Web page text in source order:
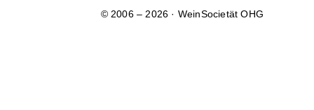
© 2006 – 2026 · WeinSocietät OHG